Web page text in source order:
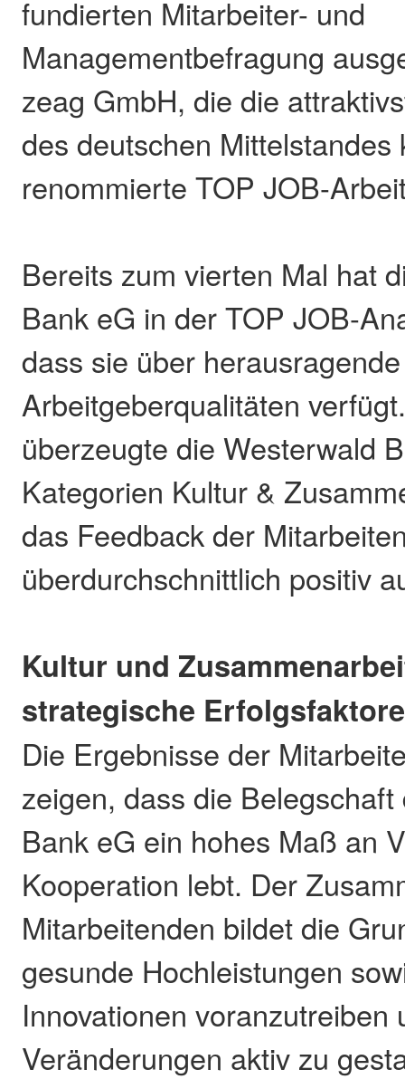
fundierten Mitarbeiter- und
Managementbefragung
zeag GmbH, die die
des deutschen Mittelstandes
renommierte TOP JOB-
Bereits zum vierten Mal hat
Bank eG in der TOP JOB-
dass sie über herausragende
Arbeitgeberqualitäten
überzeugte die Westerwald
Kategorien Kultur &
das Feedback der
überdurchschnittlich positiv
Kultur und
strategische
Die Ergebnisse der
zeigen, dass die
Bank eG ein hohes Maß an
Kooperation lebt. Der
Mitarbeitenden bildet die
gesunde Hochleistungen
Innovationen voranzutreiben
Veränderungen aktiv zu